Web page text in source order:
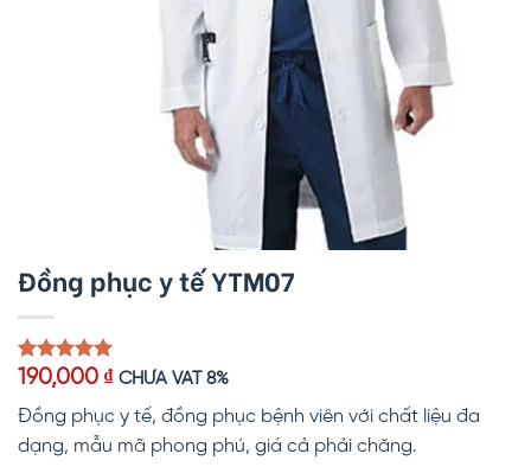
Đồng phục y tế YTM07
5.00trên 5
1
đánh giá
190,000 ₫ CHƯA VAT 8%
Đồng phục y tế, đồng phục bệnh viên với chất liệu đa
dạng, mẫu mã phong phú, giá cả phải chăng.